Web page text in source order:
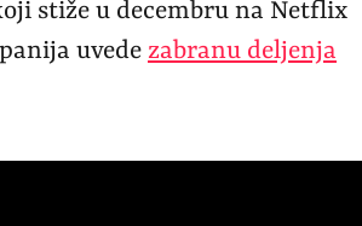
stiže u decembru na Netflix
uvede zabranu deljenja